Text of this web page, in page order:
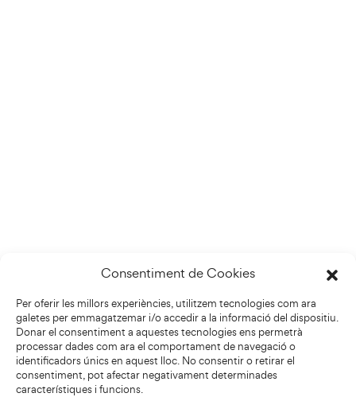
Consentiment de Cookies
Per oferir les millors experiències, utilitzem tecnologies com ara
galetes per emmagatzemar i/o accedir a la informació del dispositiu.
Donar el consentiment a aquestes tecnologies ens permetrà
processar dades com ara el comportament de navegació o
identificadors únics en aquest lloc. No consentir o retirar el
consentiment, pot afectar negativament determinades
característiques i funcions.